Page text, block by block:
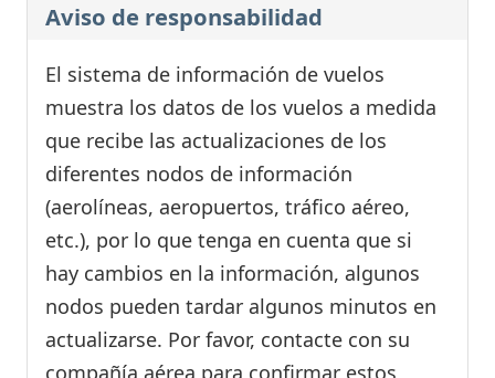
Aviso de responsabilidad
El sistema de información de vuelos
muestra los datos de los vuelos a medida
que recibe las actualizaciones de los
diferentes nodos de información
(aerolíneas, aeropuertos, tráfico aéreo,
etc.), por lo que tenga en cuenta que si
hay cambios en la información, algunos
nodos pueden tardar algunos minutos en
actualizarse. Por favor, contacte con su